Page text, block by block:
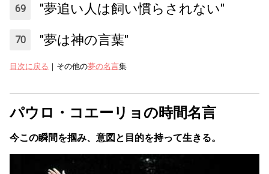
"夢追い人は飼い慣らされない"
"夢は神の言葉"
目次に戻る ｜その他の夢の名言集
パウロ・コエーリョの時間名言
今この瞬間を掴み、意図と目的を持って生きる。